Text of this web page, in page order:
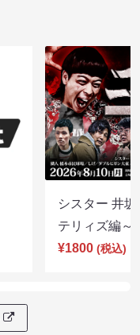
シスター 井
テリィズ編
¥1800 (税込)